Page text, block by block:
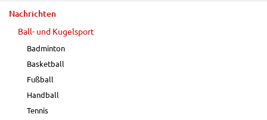
Nachrichten
Ball- und Kugelsport
Badminton
Basketball
Fußball
Handball
Tennis